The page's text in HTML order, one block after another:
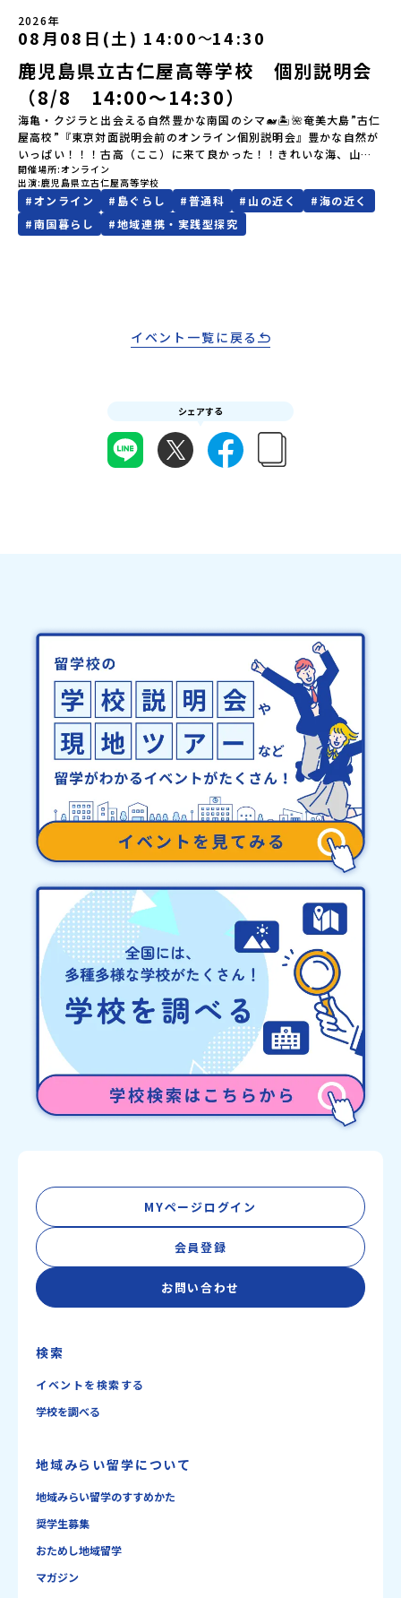
い場合は、当選を取り消しとさせていただきます。当選取り消しが
あった場合は、繰り上げ当選者へご連絡させていただきます。登録
メールアドレスの変更をご希望の場合は下記の地域みらい留学公式
LINEよりご連絡をお願いします。※受信制限設定をしていると、通
知メールをお受け取りいただけません。その場合は、
「@miratabi.jp」からのメールを受信できるよう設定をお願いいた
します。※結果に関する個別のお問合せにはお答えしておりません
ので、ご了承ください。・お申し込みについてお申込はお一人様1回
限りです。PC・スマートフォンからお申込ください。申込後の内容
変更はできません。お申込時は、メールアドレスの入力間違いにご
注意ください。・宿泊について１室に複数(同性2～4名程度)で宿泊
いただく予定です。・食事アレルギー対応について個別の詳細なア
レルギー対応希望にはお応えしかねる場合がございます。対応が必
要な場合は必ず事前にご相談ください。・参加取消や急遽参加でき
絡日：お支払いいただく旅行代金】・21日目にあたる日以前：無
どの状況等によって開催を見合わせる可能性があります。その場合
に達しなかった場合は、開催日3週間前までに催行中止の旨をメール
にてご連絡いたします。・よくあるご質問その他、よくあるご質問
悠所在地：〒690-0842 島根県松江市東本町二丁目25-6 みらい
BASE2階 その他所在地公式HP：http://c-platform.or.jp/お問い
合わせ先担当：小川・小原E-mail：info@miratabi.jp「おためし
地域留学体験」のプログラム開催情報を公式LINEにて配信中！ぜひ
ご登録ください♪地域みらい留学公式LINE
制」についても詳しく解説しています。ぜひ、ご自宅からお気軽に
ご視聴ください。🎬 [アーカイブ動画を視聴する]YouTube：
【STEP 2】プログラム説明会〜「標津町」の内容をもっと知りした
い方へ〜全体説明を聞いたうえで、「プログラムで何をするの？」
「どんなまちなの？」という疑問にお答えする詳細配信です。2泊3
日のプログラムの中身をお伝えします。日時：6月10日(水) 19：
00〜20：00内容：どんなところ？プログラム詳細解説、質疑応答紹
介地域：鹿児島県出水市・出水工業高校/北海道標津町/岩手県八幡
平市/愛媛県鬼北町＊4つの地域のプログラムを1時間でぎゅっとお届
けします。お申し込み：https://c-mirai.jp/events/064069お気
軽にどうぞ！「はじめての一人旅だけど大丈夫？」「どんな体験が
できるの？」そんな保護者様の不安や、中学生のみなさんの素朴な
目途に、お申し込み時に記入いただいたメールアドレス宛に「当選
の期日までにご回答いただけない場合は、当選を取り消しとさせて
いただきます。当選取り消しがあった場合は、繰り上げ当選者へご
連絡させていただきます。登録メールアドレスの変更をご希望の場
合は下記の地域みらい留学公式LINEよりご連絡をお願いします。※
います。対応が必要な場合は必ず事前にご相談ください。・参加取
消や急遽参加できなくなった場合について参加決定後の参加お取り
消しはご遠慮下さい。やむを得ないお取り消しの場合はお早めに事
務局までご連絡ください。・キャンセルポリシーやむを得ない参加
お取り消しの場合、以下のルールに沿って対応させていただきま
す。ご了承ください。プログラム開催日の前日＜8月3日＞から、
【キャンセルのご連絡日：お支払いいただく旅行代金】・21日目に
あたる日以前：無料・20日目-8日目：20％・7日目-2日目：30％・
プログラム開始日の前日：40％・プログラム開始日当日：50％・ご
連絡無しでの不参加またはプログラム開始後の解除：100％・催行中
止について天候などの状況等によって開催を見合わせる可能性があ
ります。その場合は原則、開催日1週間前までにご連絡いたします。
又、最少催行人数に達しなかった場合は、開催日3週間前までに催行
中止の旨をメールにてご連絡いたします。・よくあるご質問その
他、よくあるご質問についてはこちらをご確認ください。運営団体
について＜プログラム主催：一般財団法人地域・教育魅力化プラッ
トフォーム＞「意志ある若者にあふれる持続可能な地域・社会をつ
くる」というビジョンを掲げ、2017年3月に島根県に設立した教育
事業団体です。日本全国約200の高校と連携しながら、中学卒業後に
地域の枠を越えて生徒一人ひとりの夢や価値観に合った地域・学校
で1〜3年間過ごすことができるシステム「地域みらい留学」をはじ
めとした、教育事業や地域活性モデルをつくり続けています。名
称：一般財団法人地域・教育魅力化プラットフォーム設 立：2017
年3月代表者：岩本 悠所在地：〒690-0842 島根県松江市東本町二
丁目25-6 みらいBASE2階 その他所在地公式HP：http://c-
platform.or.jp/お問い合わせ先担当：小川・小原E-mail：
info@miratabi.jp「おためし地域留学体験」のプログラム開催情報
を公式LINEにて配信中！ぜひご登録ください♪地域みらい留学公式
LINE
2026年
08月08日(土) 14:00〜14:30
鹿児島県立古仁屋高等学校 個別説明会
（8/8 14:00〜14:30）
海亀・クジラと出会える自然豊かな南国のシマ🐋🏝🌺奄美大島”古仁
屋高校”『東京対面説明会前のオンライン個別説明会』豊かな自然が
いっぱい！！！古高（ここ）に来て良かった！！きれいな海、山に
囲まれた鹿児島県の離島「古仁屋高校」人のあたたかさに触れ、自
立の心を学び、シマに貢献していきたいそんな気持ちを持った仲間
たちと一緒に学び成長しませんか？？皆さんと個別説明会でゆっく
りお話しできるのを楽しみにお待ちしております ♪
開催場所 オンライン
出演 鹿児島県立古仁屋高等学校
#オンライン # 島ぐらし #普通科 # 山の近く #海の近く
#南国暮らし #地域連携・実践型探究
イベント一覧に戻る
シェアする
MYページログイン
会員登録
お問い合わせ
検索
イベントを検索する
学校を調べる
地域みらい留学について
地域みらい留学のすすめかた
奨学生募集
おためし地域留学
マガジン